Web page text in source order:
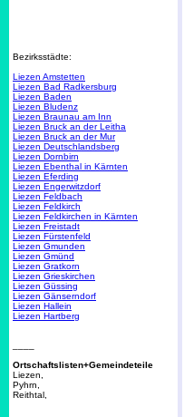
Bezirksstädte:
Liezen Amstetten
Liezen Bad Radkersburg
Liezen Baden
Liezen Bludenz
Liezen Braunau am Inn
Liezen Bruck an der Leitha
Liezen Bruck an der Mur
Liezen Deutschlandsberg
Liezen Dornbirn
Liezen Ebenthal in Kärnten
Liezen Eferding
Liezen Engerwitzdorf
Liezen Feldbach
Liezen Feldkirch
Liezen Feldkirchen in Kärnten
Liezen Freistadt
Liezen Fürstenfeld
Liezen Gmunden
Liezen Gmünd
Liezen Gratkorn
Liezen Grieskirchen
Liezen Güssing
Liezen Gänserndorf
Liezen Hallein
Liezen Hartberg
Ortschaftslisten+Gemeindeteile
Liezen,
Pyhrn,
Reithtal,